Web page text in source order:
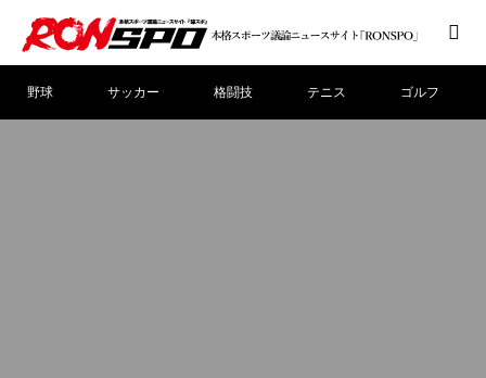
野球 サッカー 格闘技 テニス ゴルフ